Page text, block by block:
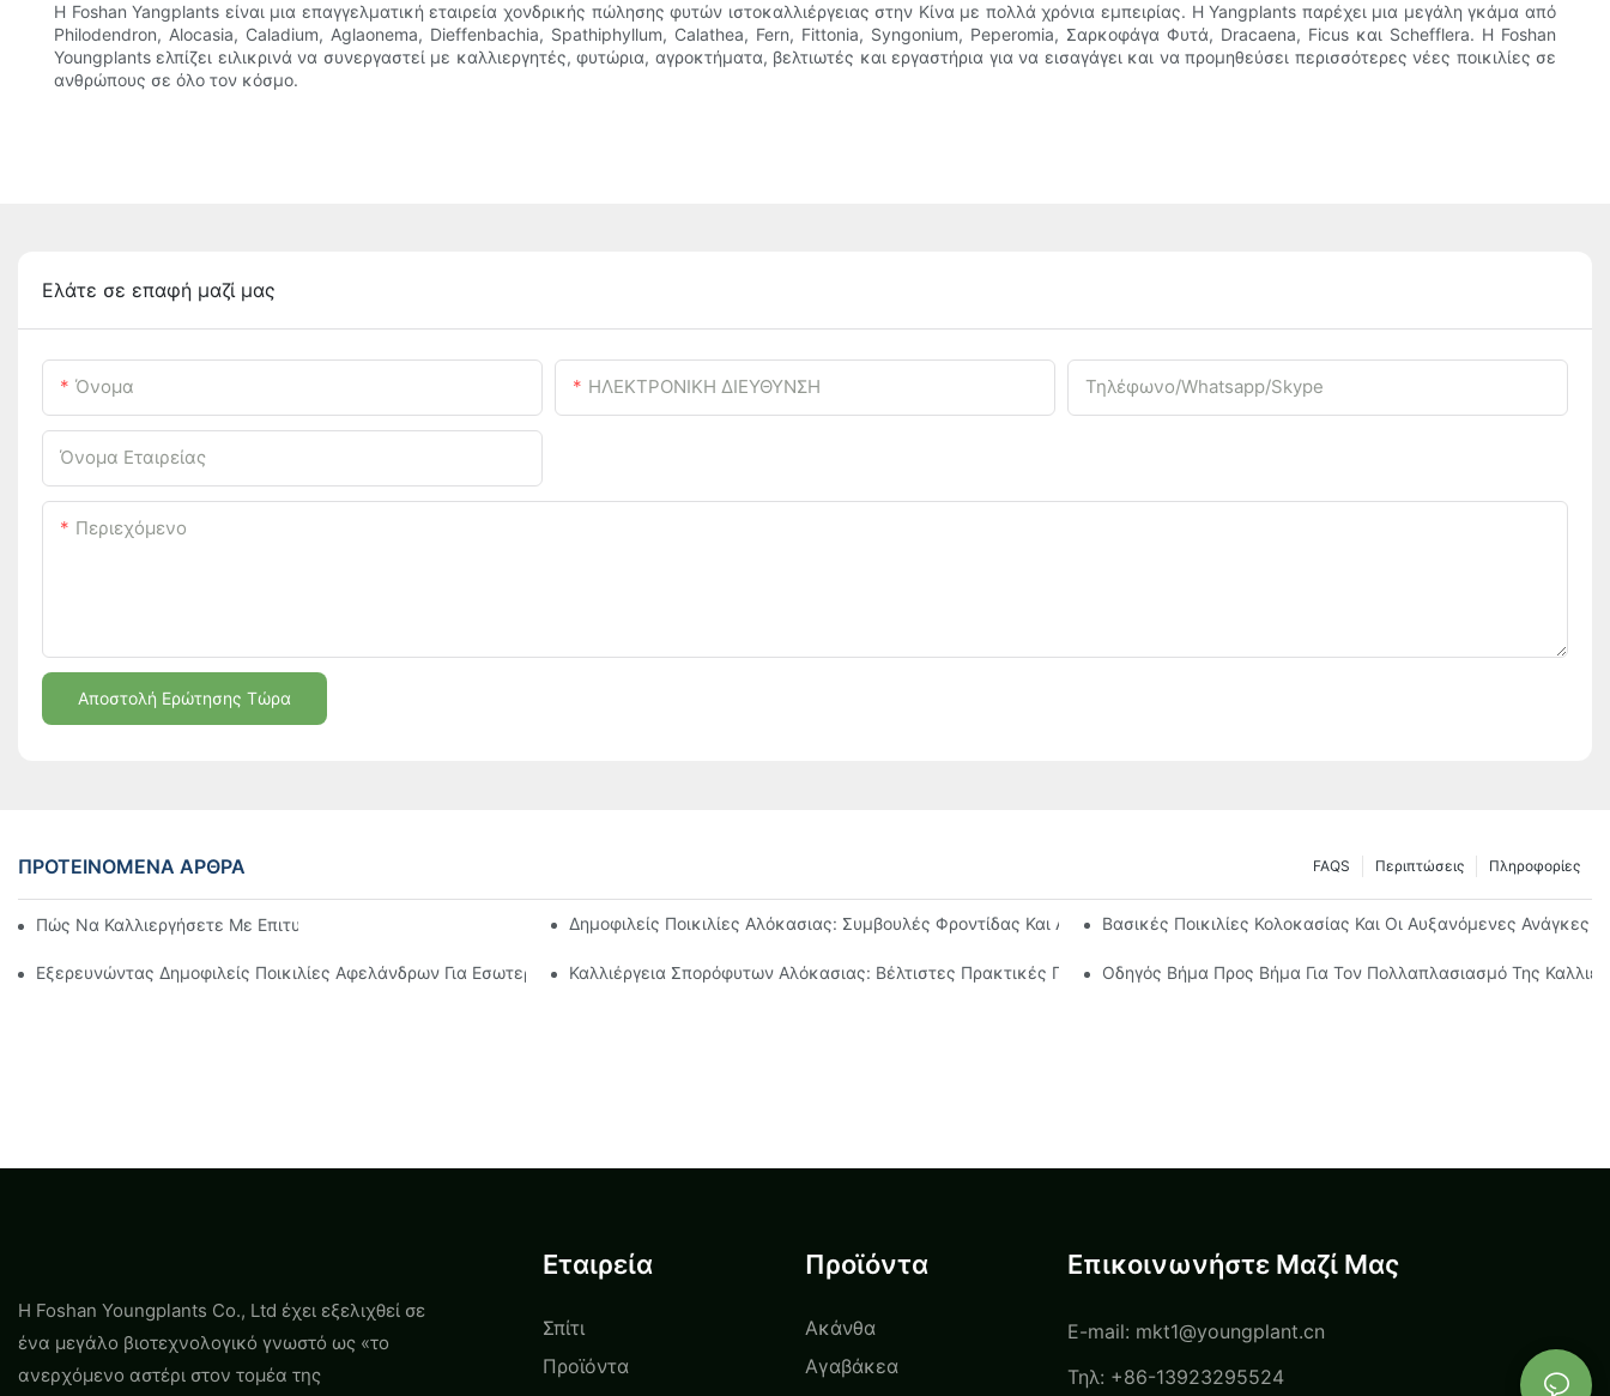
Η Foshan Yangplants είναι μια επαγγελματική εταιρεία χονδρικής πώλησης φυτών ιστοκαλλιέργειας στην Κίνα με πολλά χρόνια εμπειρίας. Η Yangplants παρέχει μια μεγάλη γκάμα από
Philodendron, Alocasia, Caladium, Aglaonema, Dieffenbachia, Spathiphyllum, Calathea, Fern, Fittonia, Syngonium, Peperomia, Σαρκοφάγα Φυτά, Dracaena, Ficus και Schefflera. Η Foshan
Youngplants ελπίζει ειλικρινά να συνεργαστεί με καλλιεργητές, φυτώρια, αγροκτήματα, βελτιωτές και εργαστήρια για να εισαγάγει και να προμηθεύσει περισσότερες νέες ποικιλίες σε
ανθρώπους σε όλο τον κόσμο.
Ελάτε σε επαφή μαζί μας
Όνομα ΗΛΕΚΤΡΟΝΙΚΗ ΔΙΕΥΘΥΝΣΗ Τηλέφωνο/Whatsapp/Skype
Όνομα Εταιρείας
Περιεχόμενο
Αποστολή Ερώτησης Τώρα
ΠΡΟΤΕΙΝΌΜΕΝΑ ΆΡΘΡΑ Πληροφορίες
Περιπτώσεις
FAQS
Πώς Να Καλλιεργήσετε Με Επιτυχία Δυνατά Σπορόφυτα AglaonemaΔημοφιλείς Ποικιλίες Αλόκασιας: Συμβουλές Φροντίδας Και ΑνάπτυξηςΒασικές Ποικιλίες Κολοκασίας Και Οι Αυξανόμενες Ανάγκες
Εξερευνώντας Δημοφιλείς Ποικιλίες Αφελάνδρων Για Εσωτερική ΚηπουρικήΚαλλιέργεια Σπορόφυτων Αλόκασιας: Βέλτιστες Πρακτικές Για ΑρχάριουςΟδηγός Βήμα Προς Βήμα Για Τον Πολλαπλασιασμό Της
Η Foshan Youngplants Co., Ltd έχει εξελιχθεί σε
ένα μεγάλο βιοτεχνολογικό γνωστό ως «το
ανερχόμενο αστέρι στον τομέα της
Εταιρεία
Σπίτι
Προϊόντα
Προϊόντα
Ακάνθα
Αγαβάκεα
Επικοινωνήστε Μαζί Μας
E-mail: mkt1@youngplant.cn
Τηλ: +86-13923295524